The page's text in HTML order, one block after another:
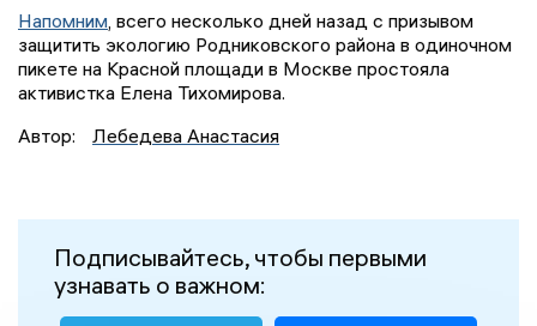
Напомним, всего несколько дней назад с призывом
защитить экологию Родниковского района в одиночном
пикете на Красной площади в Москве простояла
активистка Елена Тихомирова.
Автор:
Лебедева Анастасия
Подписывайтесь, чтобы первыми
узнавать о важном: